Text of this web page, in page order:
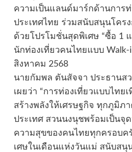
ความเป็นแลนด์มาร์กด้านการท่
ประเทศไทย ร่วมสนับสนุนโครง
ด้วยโปรโมชั่นสุดพิเศษ “ซื้อ 1
นักท่องเที่ยวคนไทยแบบ
สิงหาคม 2568
นายกัมพล ตันสัจจา ประธานส
เผยว่า “การท่องเที่ยวแบบไทย
สร้างพลังให้เศรษฐกิจ ทุกภูมิภ
ประเทศ สวนนงนุชพร้อมเป็นจุ
ความสุขของคนไทยทุกครอบค
เศษในเดือนแห่งวันแม่ สนับสนุ